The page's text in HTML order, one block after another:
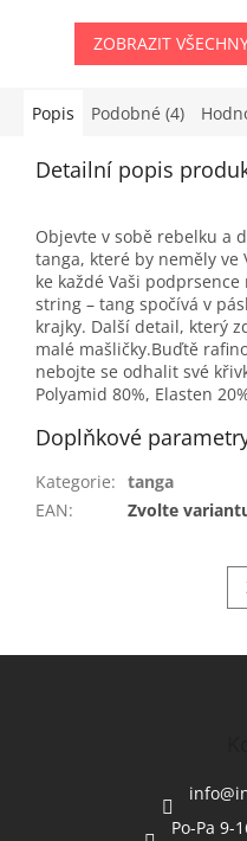
ZOBRAZIT
Popis Podobné (4)
Detailní popis
Objevte v sobě rebelku a
tanga, které by neměly ve
ke každé Vaši
string – tang spočívá v
krajky. Další detail, který
malé mašličky.Buďtě
nebojte se odhalit své
Polyamid 80%, Elasten
Doplňkové
Kategorie: tanga
EAN: Zvolte
info@
Po-Pa 9-